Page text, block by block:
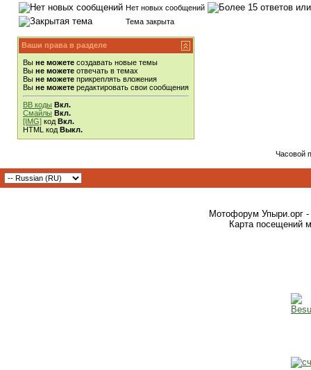
Нет новых сообщений
Тема закрыта
Ваши права в разделе
Вы не можете создавать новые темы
Вы не можете отвечать в темах
Вы не можете прикреплять вложения
Вы не можете редактировать свои сообщения
BB коды Вкл.
Смайлы Вкл.
[IMG] код Вкл.
HTML код Выкл.
Часовой
Мотофорум Упыри.орг -
Карта посещений